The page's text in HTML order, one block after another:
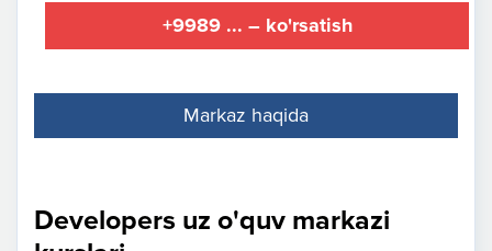
+9989 ... – ko'rsatish
Markaz haqida
Developers uz o'quv markazi